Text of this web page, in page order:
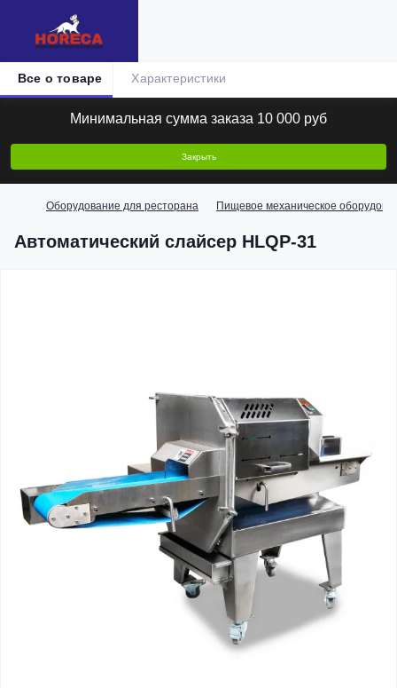
Минимальная сумма заказа 10 000 руб
Закрыть
Оборудование для ресторана Пищевое механическое
Автоматический слайсер HLQP-31
Все о товаре Характеристики